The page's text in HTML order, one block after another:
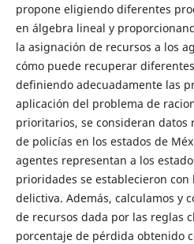
propone eligiendo diferentes
en álgebra lineal y
la asignación de recursos a los
cómo puede recuperar
definiendo adecuadamente las
aplicación del problema de
prioritarios, se consideran datos
de policías en los estados de
agentes representan a los
prioridades se establecieron con
delictiva. Además, calculamos y
de recursos dada por las reglas
porcentaje de pérdida obtenido